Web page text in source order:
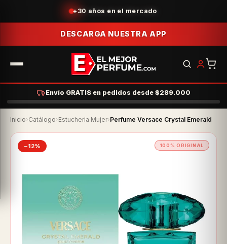
Acumula puntos con tus compras
DESCARGA NUESTRA APP
Envío GRATIS en pedidos desde $289.000
Inicio›Catálogo›Estucheria Mujer›Perfume Versace Crystal Emerald
−12% 100% ORIGINAL